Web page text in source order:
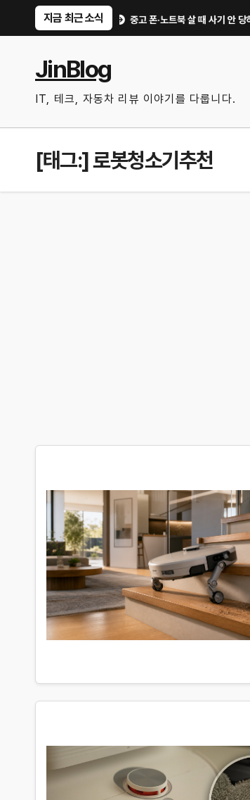
지금 최근 소식
능만 골랐다 중고 폰·노트북 살 때 사기 안 당하는 체크
JinBlog
IT, 테크, 자동차 리뷰 이야기를 다룹니다.
[태그:]로봇청소기추천